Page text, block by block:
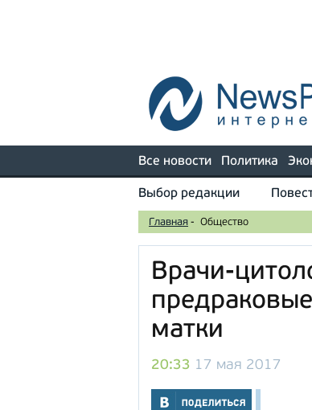
Все новости Политика
Выбор редакции
Главная - Общество
Врачи-
матки
20:33 17 мая 2017